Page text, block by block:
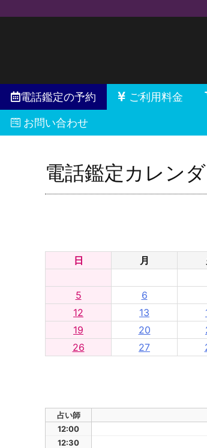
電話鑑定の予約 ご利用料金
お問い合わせ
電話鑑定カレン
日 月
5
6
12
13
19
20
26
27
占い師
12:00
12:30